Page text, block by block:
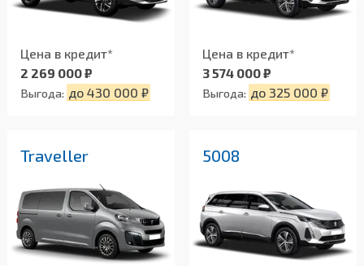
Цена в кредит*
2 269 000 ₽
Выгода: до 430 000 ₽
Цена в кредит*
3 574 000 ₽
Выгода: до 325 000 ₽
Traveller 5008